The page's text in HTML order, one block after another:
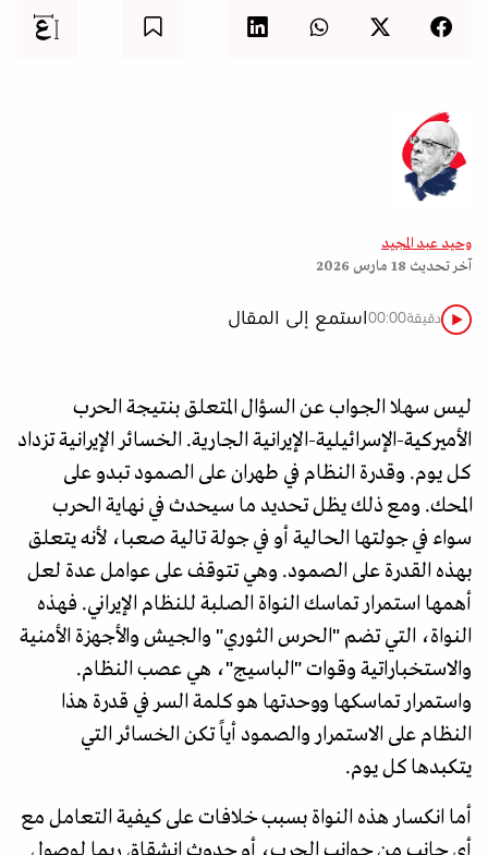
وحيد عبد المجيد
آخر تحديث 18 مارس 2026
استمع إلى المقال 00:00دقيقة
ليس سهلا الجواب عن السؤال المتعلق بنتيجة الحرب
الأميركية-الإسرائيلية-الإيرانية الجارية. الخسائر الإيرانية تزداد
كل يوم. وقدرة النظام في طهران على الصمود تبدو على
المحك. ومع ذلك يظل تحديد ما سيحدث في نهاية الحرب
سواء في جولتها الحالية أو في جولة تالية صعبا، لأنه يتعلق
بهذه القدرة على الصمود. وهي تتوقف على عوامل عدة لعل
أهمها استمرار تماسك النواة الصلبة للنظام الإيراني. فهذه
النواة، التي تضم "الحرس الثوري" والجيش والأجهزة الأمنية
والاستخباراتية وقوات "الباسيج"، هي عصب النظام.
واستمرار تماسكها ووحدتها هو كلمة السر في قدرة هذا
النظام على الاستمرار والصمود أياً تكن الخسائر التي
يتكبدها كل يوم.
أما انكسار هذه النواة بسبب خلافات على كيفية التعامل مع